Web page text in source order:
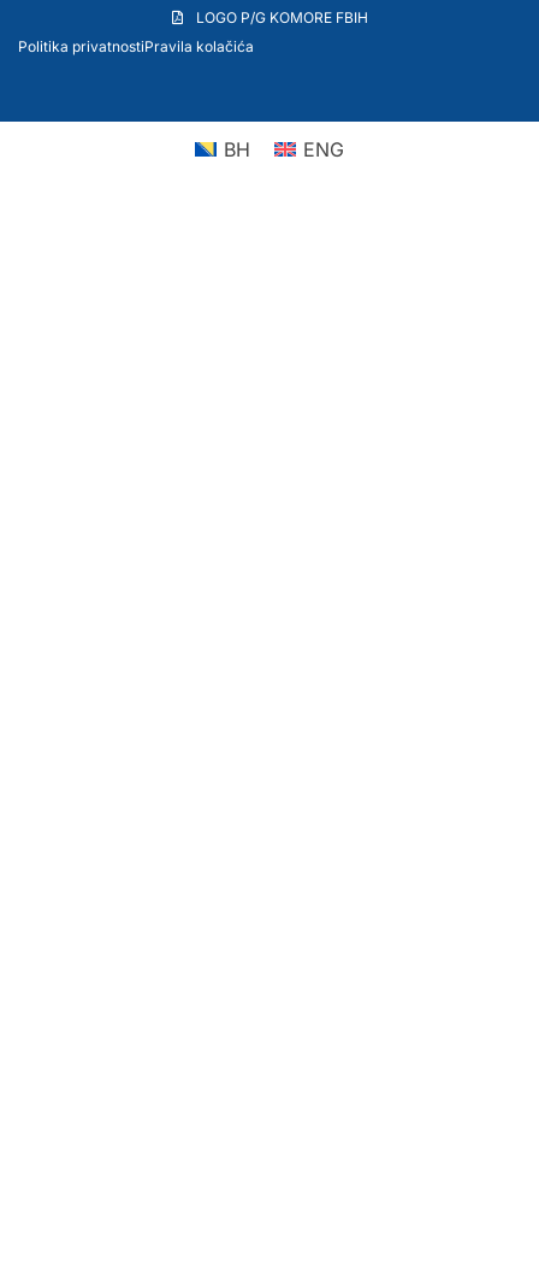
LOGO P/G KOMORE FBIH
Politika privatnostiPravila kolačića
BH ENG